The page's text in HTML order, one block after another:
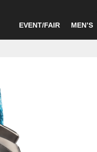
EVENT/FAIR
MEN’S